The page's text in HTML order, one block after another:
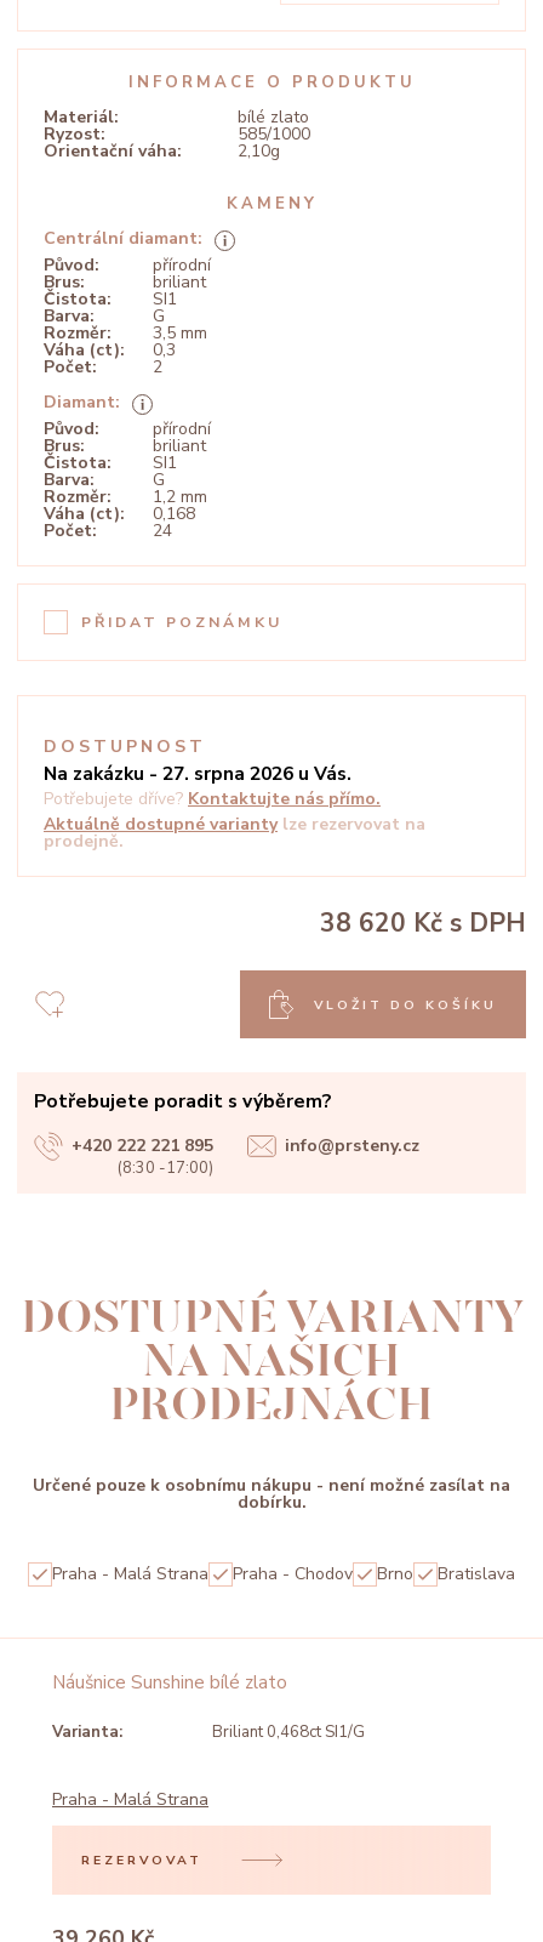
INFORMACE O PRODUKTU
Materiál: bílé zlato
Ryzost: 585/1000
Orientační váha: 2,10g
KAMENY
Centrální diamant:
Původ:
přírodní
Brus: briliant
Čistota: SI1
Barva: G
Rozměr: 3,5 mm
Váha (ct): 0,3
Počet:
2
Diamant:
Původ:
přírodní
Brus: briliant
Čistota: SI1
Barva: G
Rozměr: 1,2 mm
Váha (ct): 0,168
Počet: 24
PŘIDAT POZNÁMKU
DOSTUPNOST
Na zakázku - 27. srpna 2026 u Vás.
Potřebujete dříve? Kontaktujte nás přímo.
Aktuálně dostupné varianty lze rezervovat na
prodejně.
38 620 Kč s DPH
VLOŽIT DO KOŠÍKU
Potřebujete poradit s výběrem?
+420 222 221 895
(8:30 -17:00)
info@prsteny.cz
DOSTUPNÉ VARIANTY
NA NAŠICH
PRODEJNÁCH
Určené pouze k osobnímu nákupu - není možné zasílat na
dobírku.
Praha - Malá Strana Praha - Chodov Brno Bratislava
Náušnice Sunshine bílé zlato
Varianta: Briliant 0,468ct SI1/G
Praha - Malá Strana
REZERVOVAT